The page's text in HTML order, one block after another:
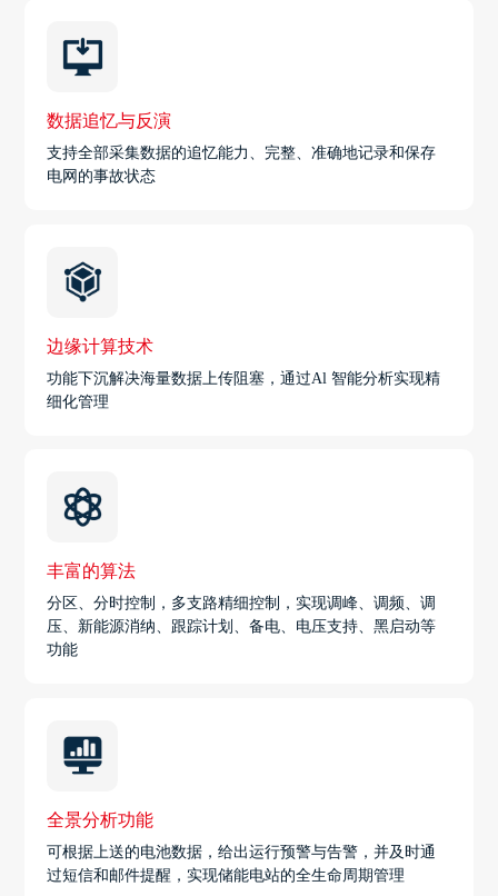
数据追忆与反演
支持全部采集数据的追忆能力、完整、准确地记录和保存
电网的事故状态
边缘计算技术
功能下沉解决海量数据上传阻塞，通过Al 智能分析实现精
细化管理
丰富的算法
分区、分时控制，多支路精细控制，实现调峰、调频、调
压、新能源消纳、跟踪计划、备电、电压支持、黑启动等
功能
全景分析功能
可根据上送的电池数据，给出运行预警与告警，并及时通
过短信和邮件提醒，实现储能电站的全生命周期管理